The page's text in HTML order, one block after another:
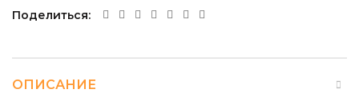
Поделиться
ОПИСАНИЕ